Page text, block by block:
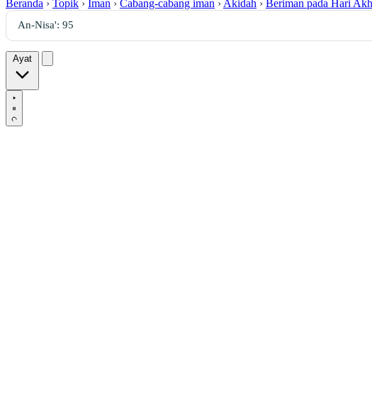
Beranda › Topik › Iman › Cabang-cabang iman › Akidah › Beriman pada Hari
Ayat